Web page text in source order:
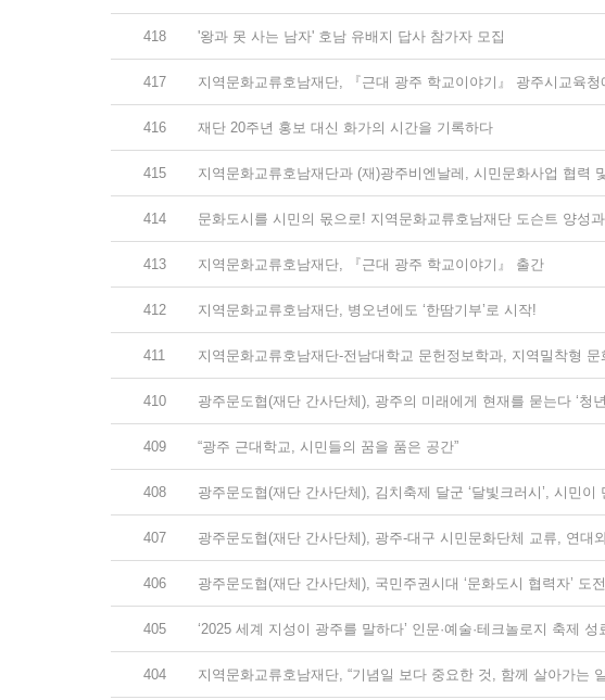
418 '왕과 못 사는 남자' 호남 유배지 답사 참가자 모집
417 지역문화교류호남재단, 『근대 광주 학교이야기』 광주시교육청
416 재단 20주년 홍보 대신 화가의 시간을 기록하다
415 지역문화교류호남재단과 (재)광주비엔날레, 시민문화사업 협력
414 문화도시를 시민의 몫으로! 지역문화교류호남재단 도슨트 양성
413 지역문화교류호남재단, 『근대 광주 학교이야기』 출간
412 지역문화교류호남재단, 병오년에도 ‘한땀기부’로 시작!
411 지역문화교류호남재단-전남대학교 문헌정보학과, 지역밀착형
410 광주문도협(재단 간사단체), 광주의 미래에게 현재를 묻는다 ‘청
409 “광주 근대학교, 시민들의 꿈을 품은 공간”
408 광주문도협(재단 간사단체), 김치축제 달군 ‘달빛크러시’, 시민이
407 광주문도협(재단 간사단체), 광주-대구 시민문화단체 교류, 연대
406 광주문도협(재단 간사단체), 국민주권시대 ‘문화도시 협력자’ 도
405 ‘2025 세계 지성이 광주를 말하다’ 인문·예술·테크놀로지 축제 성
404 지역문화교류호남재단, “기념일 보다 중요한 것, 함께 살아가는